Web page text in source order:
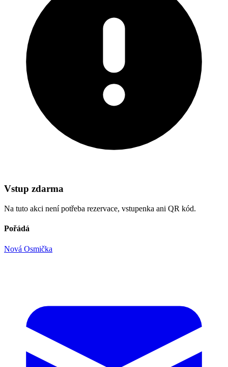
Vstup zdarma
Na tuto akci není potřeba rezervace, vstupenka ani QR kód.
Pořádá
Nová Osmička